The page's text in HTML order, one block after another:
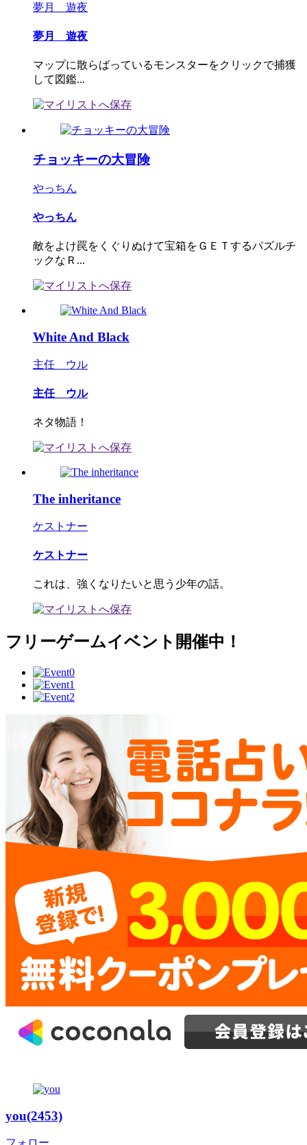
夢月 遊夜
夢月 遊夜
マップに散らばっているモンスターをクリックで捕獲
して図鑑...
チョッキーの大冒険
やっちん
やっちん
敵をよけ罠をくぐりぬけて宝箱をＧＥＴするパズルチ
ックなＲ...
White And Black
主任 ウル
主任 ウル
ネタ物語！
The inheritance
ケストナー
ケストナー
これは、強くなりたいと思う少年の話。
フリーゲームイベント開催中！
you(2453)